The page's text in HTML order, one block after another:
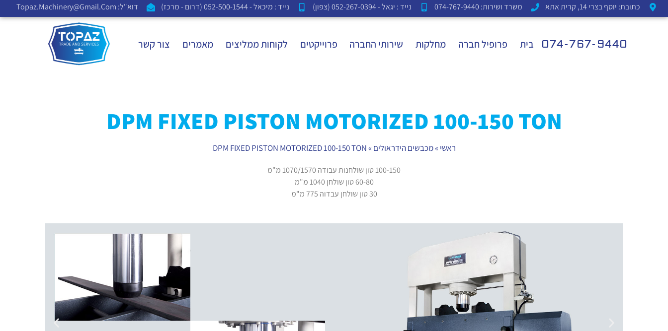
כתובת: יוסף בצרי 14, קרית אתא משרד ושירות: 074-767-9440 נייד : יגאל - 052-267-0394 (צפון) נייד : מיכאל - 052-500-1544 (דרום - מרכז) דוא"ל: Topaz.machinery@gmail.com
074-767-9440 בית פרופיל חברה מחלקות שירותי החברה פרוייקטים לקוחות ממליצים מאמרים צור קשר
DPM FIXED PISTON MOTORIZED 100-150 TON
ראשי »מכבשים הידראולים »
DPM FIXED PISTON MOTORIZED 100-150 TON
100-150 טון שולחנות עבודה 1070/1570 מ"מ
60-80 טון שולחן 1040 מ"מ
30 טון שולחן עבדוה 775 מ"מ